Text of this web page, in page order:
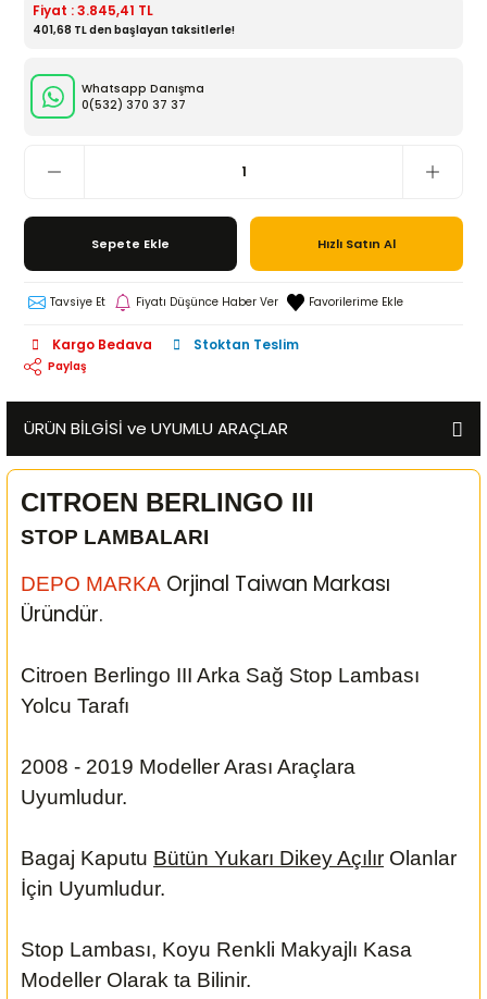
Fiyat : 3.845,41 TL
401,68 TL den başlayan taksitlerle!
Whatsapp Danışma
0(532) 370 37 37
Sepete Ekle Hızlı Satın Al
Tavsiye Et Fiyatı Düşünce Haber Ver
Kargo Bedava Stoktan Teslim
Paylaş
ÜRÜN BİLGİSİ ve UYUMLU ARAÇLAR
CITROEN BERLINGO III
STOP LAMBALARI
DEPO MARKA Orjinal Taiwan Markası
Üründür.
Citroen Berlingo III Arka Sağ Stop Lambası
Yolcu Tarafı
2008 - 2019 Modeller Arası Araçlara
Uyumludur.
Bagaj Kaputu Bütün Yukarı Dikey Açılır Olanlar
İçin Uyumludur.
Stop Lambası, Koyu Renkli Makyajlı Kasa
Modeller Olarak ta Bilinir.